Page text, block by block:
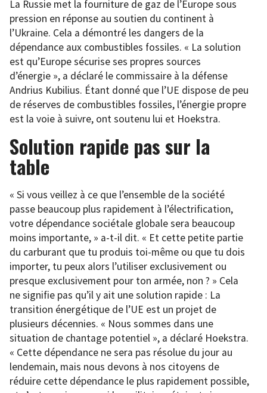
La Russie met la fourniture de gaz de l’Europe sous
pression en réponse au soutien du continent à
l’Ukraine. Cela a démontré les dangers de la
dépendance aux combustibles fossiles. « La solution
est qu’Europe sécurise ses propres sources
d’énergie », a déclaré le commissaire à la défense
Andrius Kubilius. Étant donné que l’UE dispose de peu
de réserves de combustibles fossiles, l’énergie propre
est la voie à suivre, ont soutenu lui et Hoekstra.
Solution rapide pas sur la
table
« Si vous veillez à ce que l’ensemble de la société
passe beaucoup plus rapidement à l’électrification,
votre dépendance sociétale globale sera beaucoup
moins importante, » a-t-il dit. « Et cette petite partie
du carburant que tu produis toi-même ou que tu dois
importer, tu peux alors l’utiliser exclusivement ou
presque exclusivement pour ton armée, non ? » Cela
ne signifie pas qu’il y ait une solution rapide : La
transition énergétique de l’UE est un projet de
plusieurs décennies. « Nous sommes dans une
situation de chantage potentiel », a déclaré Hoekstra.
« Cette dépendance ne sera pas résolue du jour au
lendemain, mais nous devons à nos citoyens de
réduire cette dépendance le plus rapidement possible,